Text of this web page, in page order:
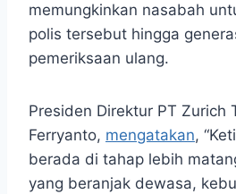
memungkinkan nasabah
polis tersebut hingga
pemeriksaan ulang.
Presiden Direktur PT Zurich
Ferryanto, mengatakan,
berada di tahap lebih
yang beranjak dewasa,